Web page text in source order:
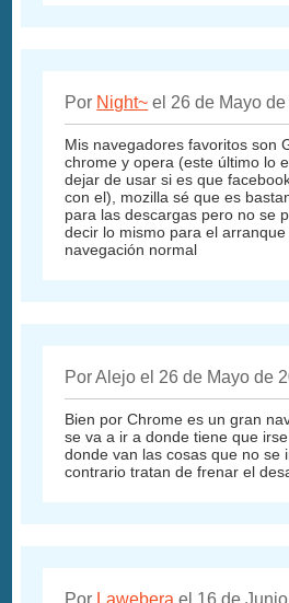
Por Night~ el 26 de Mayo de
Mis navegadores favoritos son
chrome y opera (este último lo
dejar de usar si es que
con el), mozilla sé que es
para las descargas pero no se
decir lo mismo para el arranque
navegación normal
Por Alejo el 26 de Mayo de
Bien por Chrome es un gran
se va a ir a donde tiene que irse
donde van las cosas que no se
contrario tratan de frenar el
Por Lawebera el 16 de